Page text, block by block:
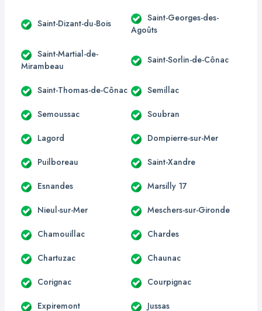
Saint-Dizant-du-Bois
Saint-Georges-des-
Agoûts
Saint-Martial-de-
Mirambeau
Saint-Sorlin-de-Cônac
Saint-Thomas-de-Cônac Semillac
Semoussac Soubran
Lagord Dompierre-sur-Mer
Puilboreau Saint-Xandre
Esnandes Marsilly 17
Nieul-sur-Mer Meschers-sur-Gironde
Chamouillac Chardes
Chartuzac Chaunac
Corignac Courpignac
Expiremont Jussas